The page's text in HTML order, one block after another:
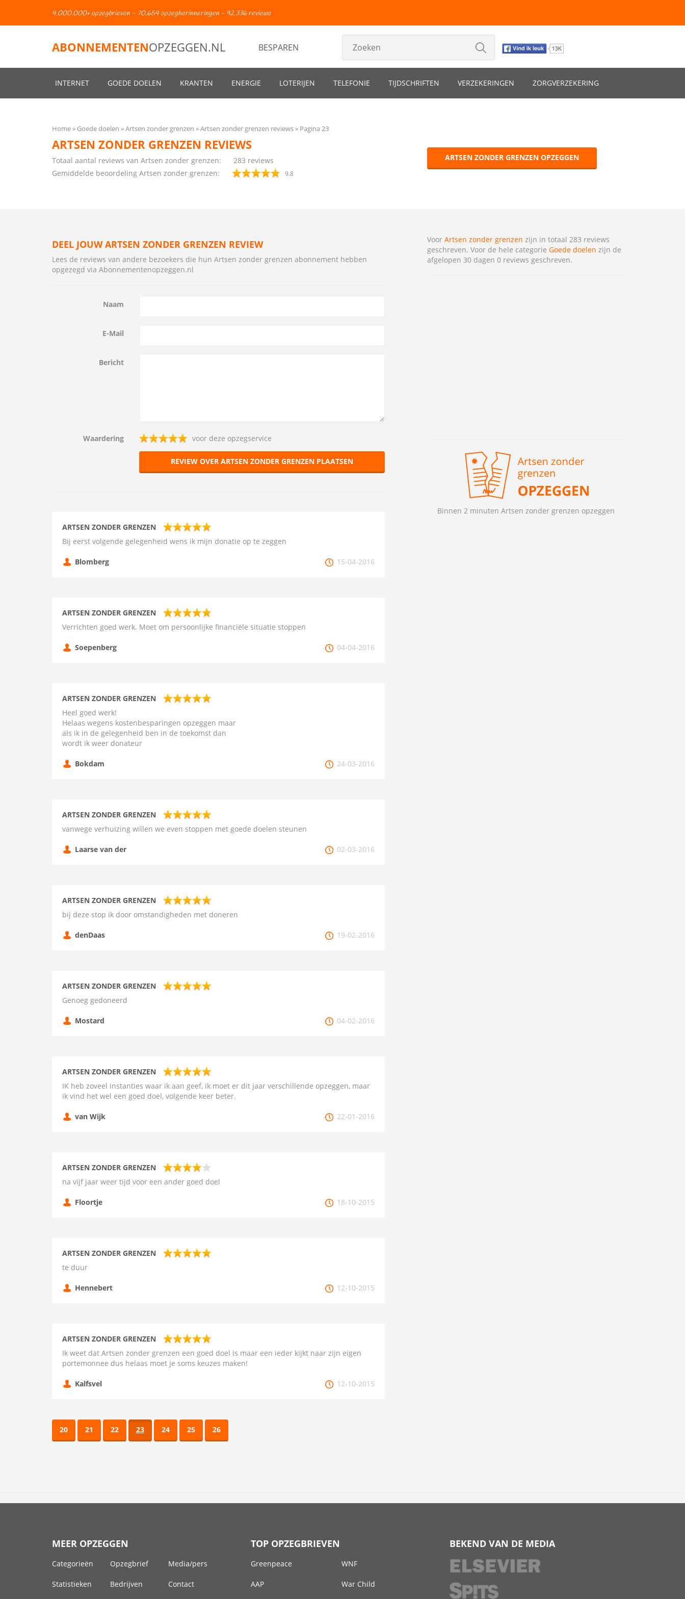
4.000.000+ opzegbrieven - 70.654 opzegherinneringen - 92.336 reviews
ABONNEMENTENOPZEGGEN.NL BESPAREN
INTERNET GOEDE DOELEN KRANTEN ENERGIE LOTERIJEN TELEFONIE TIJDSCHRIFTEN VERZEKERINGEN ZORGVERZEKERING
Home Goede doelen Artsen zonder grenzen Artsen zonder grenzen reviews Pagina 23
ARTSEN ZONDER GRENZEN REVIEWS
Totaal aantal reviews van Artsen zonder grenzen: 283 reviews
Gemiddelde beoordeling Artsen zonder grenzen:
9.8
ARTSEN ZONDER GRENZEN OPZEGGEN
DEEL JOUW ARTSEN ZONDER GRENZEN REVIEW
Lees de reviews van andere bezoekers die hun Artsen zonder grenzen abonnement hebben
opgezegd via Abonnementenopzeggen.nl
Naam
E-Mail
Bericht
Waardering voor deze opzegservice
REVIEW OVER ARTSEN ZONDER GRENZEN PLAATSEN
ARTSEN ZONDER GRENZEN
Bij eerst volgende gelegenheid wens ik mijn donatie op te zeggen
Blomberg 15-04-2016
ARTSEN ZONDER GRENZEN
Verrichten goed werk. Moet om persoonlijke financiële situatie stoppen
Soepenberg 04-04-2016
ARTSEN ZONDER GRENZEN
Heel goed werk!
Helaas wegens kostenbesparingen opzeggen maar
als ik in de gelegenheid ben in de toekomst dan
wordt ik weer donateur
Bokdam 24-03-2016
ARTSEN ZONDER GRENZEN
vanwege verhuizing willen we even stoppen met goede doelen steunen
Laarse van der 02-03-2016
ARTSEN ZONDER GRENZEN
bij deze stop ik door omstandigheden met doneren
denDaas 19-02-2016
ARTSEN ZONDER GRENZEN
Genoeg gedoneerd
Mostard 04-02-2016
ARTSEN ZONDER GRENZEN
IK heb zoveel instanties waar ik aan geef, ik moet er dit jaar verschillende opzeggen, maar
ik vind het wel een goed doel, volgende keer beter.
van Wijk 22-01-2016
ARTSEN ZONDER GRENZEN
na vijf jaar weer tijd voor een ander goed doel
Floortje 18-10-2015
ARTSEN ZONDER GRENZEN
te duur
Hennebert 12-10-2015
ARTSEN ZONDER GRENZEN
Ik weet dat Artsen zonder grenzen een goed doel is maar een ieder kijkt naar zijn eigen
portemonnee dus helaas moet je soms keuzes maken!
Kalfsvel 12-10-2015
20 21 22 23 24 25 26
Voor Artsen zonder grenzen zijn in totaal 283 reviews
geschreven. Voor de hele categorie Goede doelen zijn de
afgelopen 30 dagen 0 reviews geschreven.
Binnen 2 minuten Artsen zonder grenzen opzeggen
MEER OPZEGGEN
Categorieën Opzegbrief Media/pers
Statistieken Bedrijven Contact
TOP OPZEGBRIEVEN
Greenpeace WNF
AAP War Child
BEKEND VAN DE MEDIA